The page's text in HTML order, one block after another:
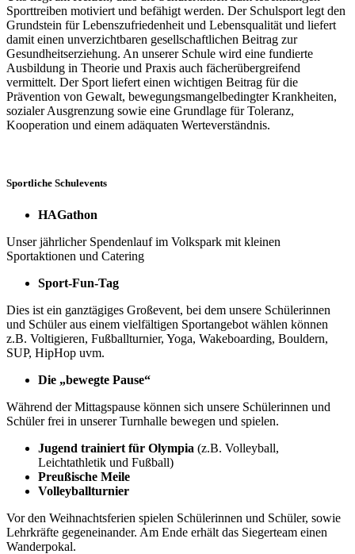
Sporttreiben motiviert und befähigt werden. Der Schulsport legt den
Grundstein für Lebenszufriedenheit und Lebensqualität und liefert
damit einen unverzichtbaren gesellschaftlichen Beitrag zur
Gesundheitserziehung. An unserer Schule wird eine fundierte
Ausbildung in Theorie und Praxis auch fächerübergreifend
vermittelt. Der Sport liefert einen wichtigen Beitrag für die
Prävention von Gewalt, bewegungsmangelbedingter Krankheiten,
sozialer Ausgrenzung sowie eine Grundlage für Toleranz,
Kooperation und einem adäquaten Werteverständnis.
Sportliche Schulevents
HAGathon
Unser jährlicher Spendenlauf im Volkspark mit kleinen
Sportaktionen und Catering
Sport-Fun-Tag
Dies ist ein ganztägiges Großevent, bei dem unsere Schülerinnen
und Schüler aus einem vielfältigen Sportangebot wählen können
z.B. Voltigieren, Fußballturnier, Yoga, Wakeboarding, Bouldern,
SUP, HipHop uvm.
Die „bewegte Pause“
Während der Mittagspause können sich unsere Schülerinnen und
Schüler frei in unserer Turnhalle bewegen und spielen.
Jugend trainiert für Olympia (z.B. Volleyball,
Leichtathletik und Fußball)
Preußische Meile
Volleyballturnier
Vor den Weihnachtsferien spielen Schülerinnen und Schüler, sowie
Lehrkräfte gegeneinander. Am Ende erhält das Siegerteam einen
Wanderpokal.